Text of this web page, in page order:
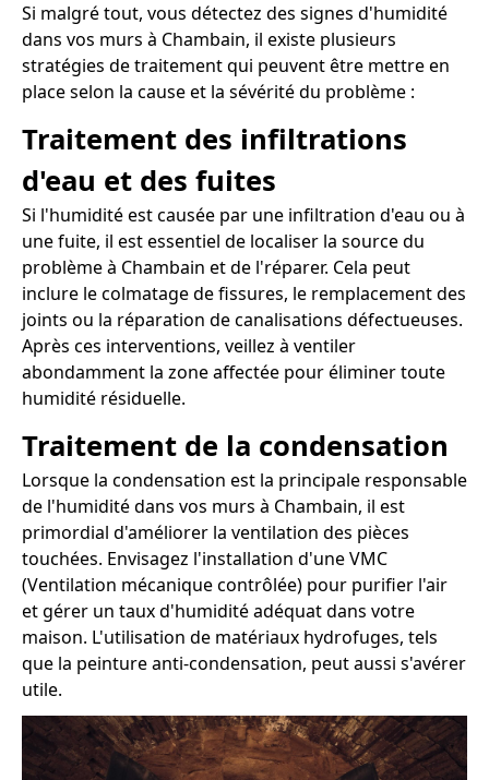
Si malgré tout, vous détectez des signes d'humidité
dans vos murs à Chambain, il existe plusieurs
stratégies de traitement qui peuvent être mettre en
place selon la cause et la sévérité du problème :
Traitement des infiltrations
d'eau et des fuites
Si l'humidité est causée par une infiltration d'eau ou à
une fuite, il est essentiel de localiser la source du
problème à Chambain et de l'réparer. Cela peut
inclure le colmatage de fissures, le remplacement des
joints ou la réparation de canalisations défectueuses.
Après ces interventions, veillez à ventiler
abondamment la zone affectée pour éliminer toute
humidité résiduelle.
Traitement de la condensation
Lorsque la condensation est la principale responsable
de l'humidité dans vos murs à Chambain, il est
primordial d'améliorer la ventilation des pièces
touchées. Envisagez l'installation d'une VMC
(Ventilation mécanique contrôlée) pour purifier l'air
et gérer un taux d'humidité adéquat dans votre
maison. L'utilisation de matériaux hydrofuges, tels
que la peinture anti-condensation, peut aussi s'avérer
utile.